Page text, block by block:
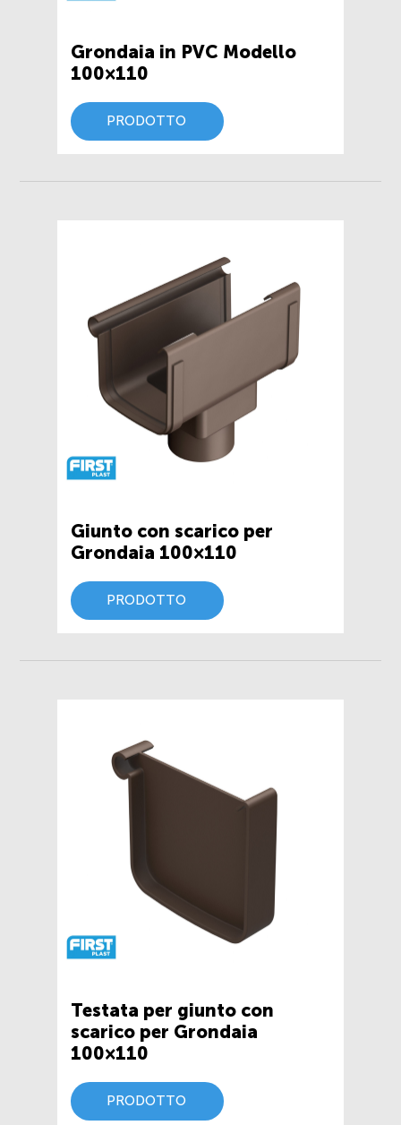
Grondaia in PVC Modello
100×110
PRODOTTO
Giunto con scarico per
Grondaia 100×110
PRODOTTO
Testata per giunto con
scarico per Grondaia
100×110
PRODOTTO